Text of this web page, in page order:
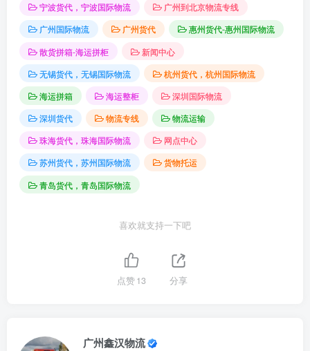
宁波货代，宁波国际物流
广州到北京物流专线
广州国际物流
广州货代
惠州货代-惠州国际物流
散货拼箱-海运拼柜
新闻中心
无锡货代，无锡国际物流
杭州货代，杭州国际物流
海运拼箱
海运整柜
深圳国际物流
深圳货代
物流专线
物流运输
珠海货代，珠海国际物流
网点中心
苏州货代，苏州国际物流
货物托运
青岛货代，青岛国际物流
喜欢就支持一下吧
点赞13 分享
广州鑫汉物流